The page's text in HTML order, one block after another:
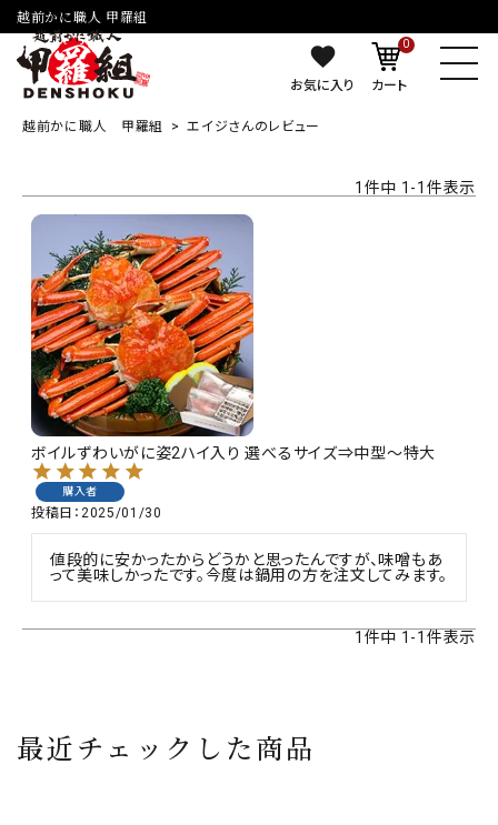
越前かに職人 甲羅組
お気に入り
0
カート
越前かに職人 甲羅組 エイジさんのレビュー
1 件中 1 -1 件表示
ボイルずわいがに姿2ハイ入り 選べるサイズ⇒中型～特大
購入者
投稿日 2025/01/30
値段的に安かったからどうかと思ったんですが、味噌もあ
って美味しかったです。今度は鍋用の方を注文してみます。
1 件中 1 -1 件表示
最近チェックした商品